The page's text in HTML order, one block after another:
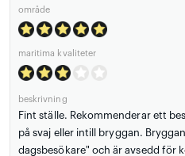
område
maritima kvaliteter
beskrivning
Fint ställe. Rekommenderar ett
på svaj eller intill bryggan.
dagsbesökare" och är avsedd för